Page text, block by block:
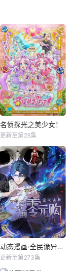
名侦探光之美少女！
更新至第28集
动态漫画·全民诡异：开局掌握零元购
更新至第273集